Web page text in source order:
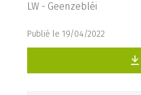
LW - Geenzebléi
Publié le 19/04/2022